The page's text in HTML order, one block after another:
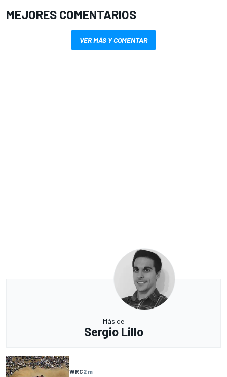
MEJORES COMENTARIOS
VER MÁS Y COMENTAR
Más de
Sergio Lillo
WRC2 m